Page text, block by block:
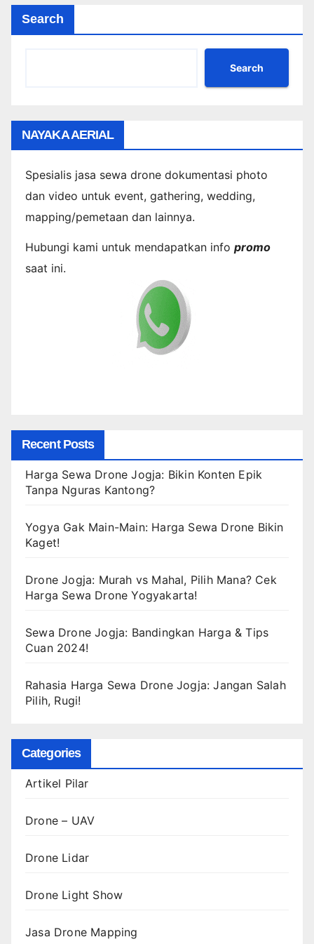
Search
Search
NAYAKA AERIAL
Spesialis jasa sewa drone dokumentasi photo
dan video untuk event, gathering, wedding,
mapping/pemetaan dan lainnya.
Hubungi kami untuk mendapatkan info promo
saat ini.
Recent Posts
Harga Sewa Drone Jogja: Bikin Konten Epik
Tanpa Nguras Kantong?
Yogya Gak Main-Main: Harga Sewa Drone Bikin
Kaget!
Drone Jogja: Murah vs Mahal, Pilih Mana? Cek
Harga Sewa Drone Yogyakarta!
Sewa Drone Jogja: Bandingkan Harga & Tips
Cuan 2024!
Rahasia Harga Sewa Drone Jogja: Jangan Salah
Pilih, Rugi!
Categories
Artikel Pilar
Drone – UAV
Drone Lidar
Drone Light Show
Jasa Drone Mapping